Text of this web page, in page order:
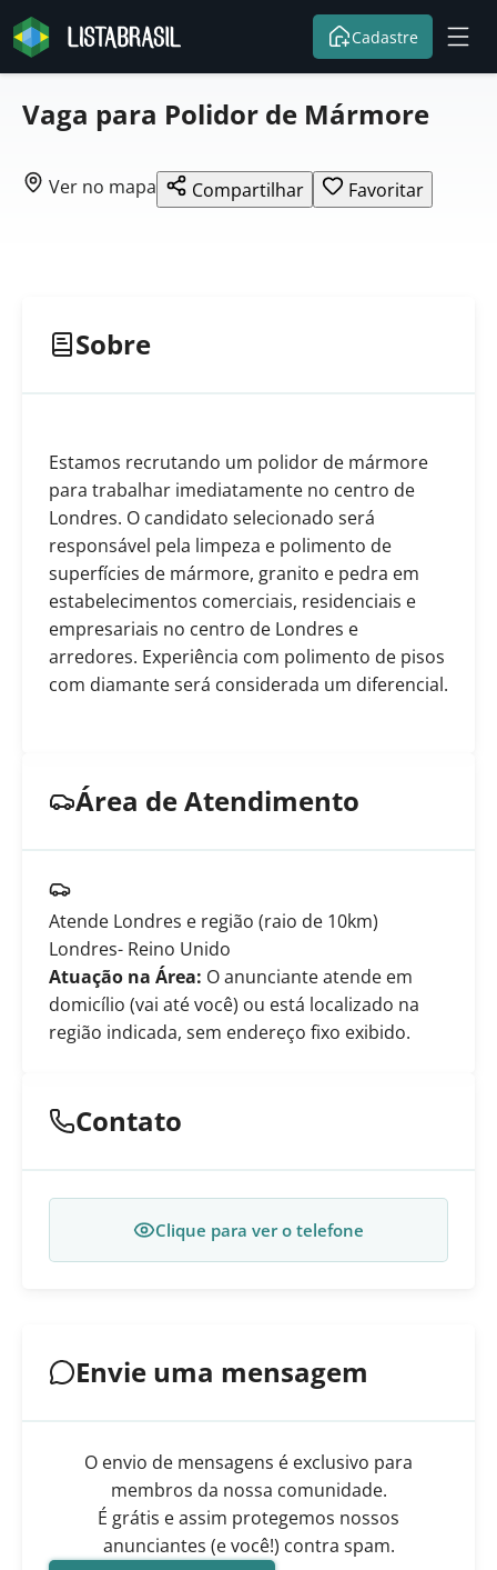
Cadastre
Vaga para Polidor de Mármore
Ver no mapa Compartilhar Favoritar
Sobre
Estamos recrutando um polidor de mármore
para trabalhar imediatamente no centro de
Londres. O candidato selecionado será
responsável pela limpeza e polimento de
superfícies de mármore, granito e pedra em
estabelecimentos comerciais, residenciais e
empresariais no centro de Londres e
arredores. Experiência com polimento de pisos
com diamante será considerada um diferencial.
Área de Atendimento
Atende Londres e região (raio de 10km)
Londres- Reino Unido
Atuação na Área: O anunciante atende em
domicílio (vai até você) ou está localizado na
região indicada, sem endereço fixo exibido.
Contato
Clique para ver o telefone
Envie uma mensagem
O envio de mensagens é exclusivo para
membros da nossa comunidade.
É grátis e assim protegemos nossos
anunciantes (e você!) contra spam.